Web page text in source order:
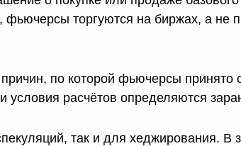
фьючерсы торгуются на биржах, а не
по которой фьючерсы принято
условия расчётов определяются
так и для хеджирования. В